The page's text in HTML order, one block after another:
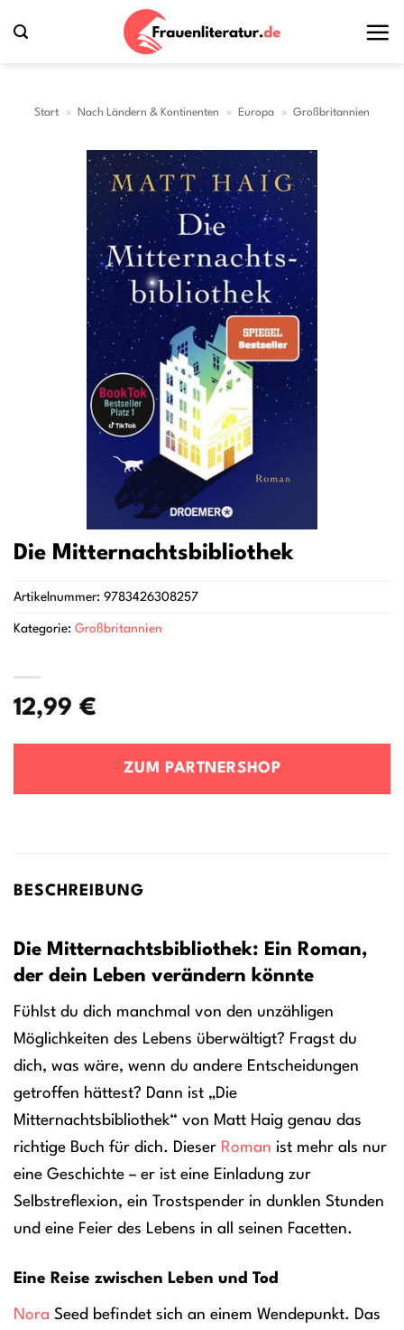
Inhalt
Start » Nach Ländern & Kontinenten » Europa » Großbritannien
Die Mitternachtsbibliothek
12,99 €
ZUM PARTNERSHOP
Artikelnummer: 9783426308257
Kategorie: Großbritannien
BESCHREIBUNG
Die Mitternachtsbibliothek: Ein Roman,
der dein Leben verändern könnte
Fühlst du dich manchmal von den unzähligen
Möglichkeiten des Lebens überwältigt? Fragst du
dich, was wäre, wenn du andere Entscheidungen
getroffen hättest? Dann ist „Die
Mitternachtsbibliothek“ von Matt Haig genau das
richtige Buch für dich. Dieser Roman ist mehr als nur
eine Geschichte – er ist eine Einladung zur
Selbstreflexion, ein Trostspender in dunklen Stunden
und eine Feier des Lebens in all seinen Facetten.
Eine Reise zwischen Leben und Tod
Nora Seed befindet sich an einem Wendepunkt. Das